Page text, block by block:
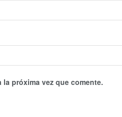
próxima vez que comente.